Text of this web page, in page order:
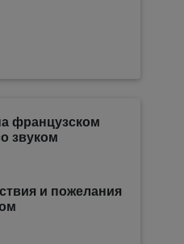
французском
звуком
и пожелания